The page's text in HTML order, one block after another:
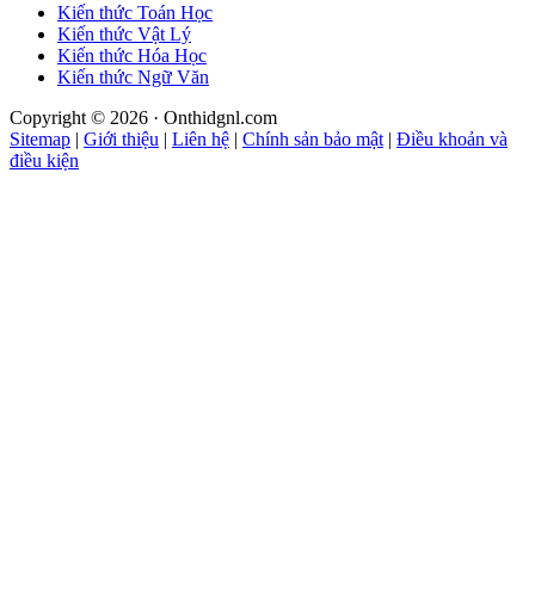
Kiến thức Toán Học
Kiến thức Vật Lý
Kiến thức Hóa Học
Kiến thức Ngữ Văn
Copyright © 2026 · Onthidgnl.com
Sitemap | Giới thiệu | Liên hệ | Chính sản bảo mật | Điều khoản và
điều kiện